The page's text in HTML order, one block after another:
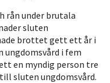
rån under brutala
sluten
brottet gett ett år i
ungdomsvård i fem
en myndig person tre
sluten ungdomsvård.